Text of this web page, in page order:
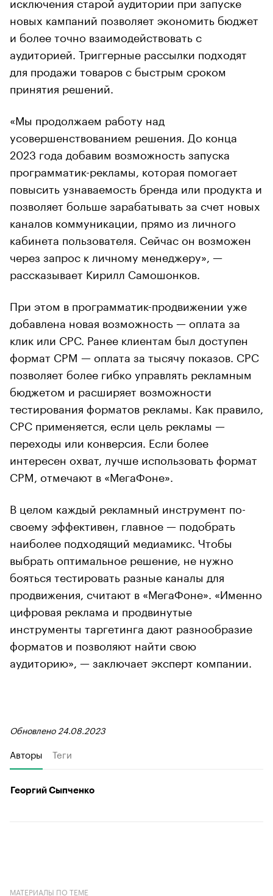
новых кампаний позволяет экономить бюджет
и более точно взаимодействовать с
аудиторией. Триггерные рассылки подходят
для продажи товаров с быстрым сроком
принятия решений.
«Мы продолжаем работу над
усовершенствованием решения. До конца
2023 года добавим возможность запуска
программатик-рекламы, которая помогает
повысить узнаваемость бренда или продукта и
позволяет больше зарабатывать за счет новых
каналов коммуникации, прямо из личного
кабинета пользователя. Сейчас он возможен
через запрос к личному менеджеру», —
рассказывает Кирилл Самошонков.
При этом в программатик-продвижении уже
добавлена новая возможность — оплата за
клик или CPC. Ранее клиентам был доступен
формат CPM — оплата за тысячу показов. CPC
позволяет более гибко управлять рекламным
бюджетом и расширяет возможности
тестирования форматов рекламы. Как правило,
CPC применяется, если цель рекламы —
переходы или конверсия. Если более
интересен охват, лучше использовать формат
CPM, отмечают в «МегаФоне».
В целом каждый рекламный инструмент по-
своему эффективен, главное — подобрать
наиболее подходящий медиамикс. Чтобы
выбрать оптимальное решение, не нужно
бояться тестировать разные каналы для
продвижения, считают в «МегаФоне». «Именно
цифровая реклама и продвинутые
инструменты таргетинга дают разнообразие
форматов и позволяют найти свою
аудиторию», — заключает эксперт компании.
Обновлено 24.08.2023
Авторы Теги
Георгий Сыпченко
МАТЕРИАЛЫ ПО ТЕМЕ